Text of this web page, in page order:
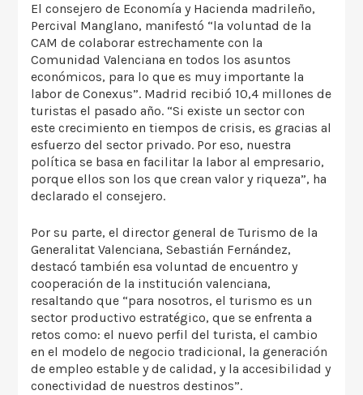
El consejero de Economía y Hacienda madrileño,
Percival Manglano, manifestó “la voluntad de la
CAM de colaborar estrechamente con la
Comunidad Valenciana en todos los asuntos
económicos, para lo que es muy importante la
labor de Conexus”. Madrid recibió 10,4 millones de
turistas el pasado año. “Si existe un sector con
este crecimiento en tiempos de crisis, es gracias al
esfuerzo del sector privado. Por eso, nuestra
política se basa en facilitar la labor al empresario,
porque ellos son los que crean valor y riqueza”, ha
declarado el consejero.
Por su parte, el director general de Turismo de la
Generalitat Valenciana, Sebastián Fernández,
destacó también esa voluntad de encuentro y
cooperación de la institución valenciana,
resaltando que “para nosotros, el turismo es un
sector productivo estratégico, que se enfrenta a
retos como: el nuevo perfil del turista, el cambio
en el modelo de negocio tradicional, la generación
de empleo estable y de calidad, y la accesibilidad y
conectividad de nuestros destinos”.